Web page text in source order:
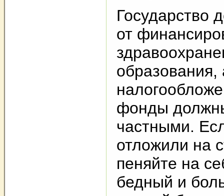
Государство
от
образования,
фонды
частными.
отложили на
пеняйте на
бедный и